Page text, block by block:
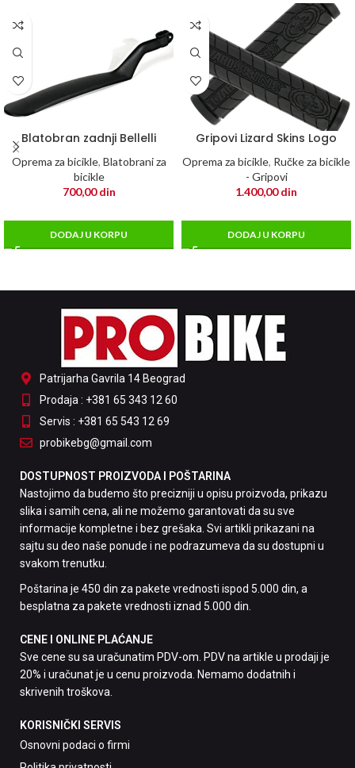
Blatobran zadnji Bellelli
Oprema za bicikle, Blatobrani za
bicikle
700,00din
DODAJ U KORPU
Gripovi Lizard Skins Logo
Oprema za bicikle, Ručke za bicikle
- Gripovi
1.400,00din
DODAJ U KORPU
Patrijarha Gavrila 14 Beograd
Prodaja : +381 65 343 12 60
Servis : +381 65 543 12 69
probikebg@gmail.com
DOSTUPNOST PROIZVODA I POŠTARINA
Nastojimo da budemo što precizniji u opisu proizvoda, prikazu
slika i samih cena, ali ne možemo garantovati da su sve
informacije kompletne i bez grešaka. Svi artikli prikazani na
sajtu su deo naše ponude i ne podrazumeva da su dostupni u
svakom trenutku.
Poštarina je 450 din za pakete vrednosti ispod 5.000 din, a
besplatna za pakete vrednosti iznad 5.000 din.
CENE I ONLINE PLAĆANJE
Sve cene su sa uračunatim PDV-om. PDV na artikle u prodaji je
20% i uračunat je u cenu proizvoda. Nemamo dodatnih i
skrivenih troškova.
KORISNIČKI SERVIS
Osnovni podaci o firmi